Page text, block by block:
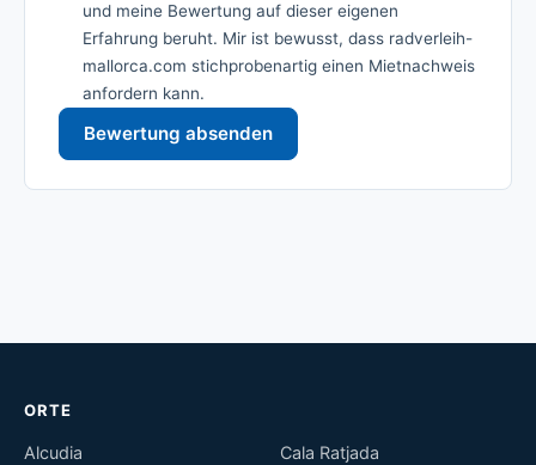
und meine Bewertung auf dieser eigenen
Erfahrung beruht. Mir ist bewusst, dass radverleih-
mallorca.com stichprobenartig einen Mietnachweis
anfordern kann.
Bewertung absenden
ORTE
Alcudia
Cala Ratjada